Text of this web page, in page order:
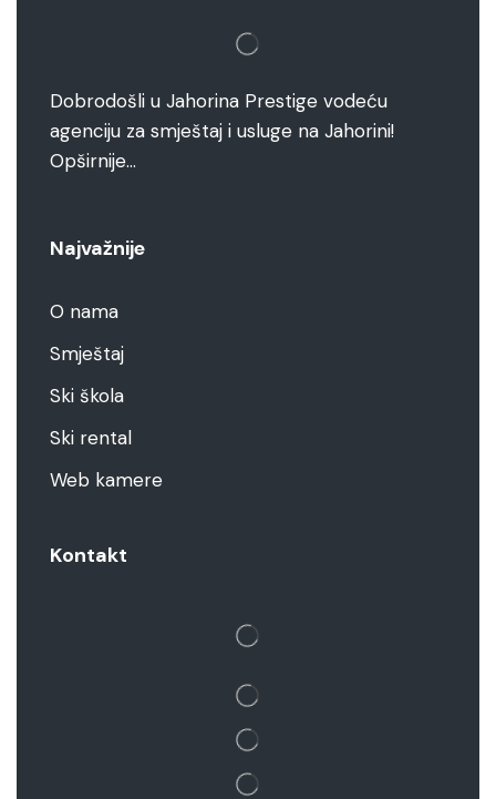
Dobrodošli u Jahorina Prestige vodeću
agenciju za smještaj i usluge na Jahorini!
Opširnije…
Najvažnije
O nama
Smještaj
Ski škola
Ski rental
Web kamere
Kontakt